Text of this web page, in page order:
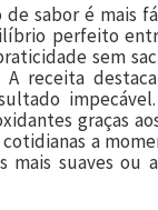
sabor é mais
perfeito
sem
receita
graças
a
suaves ou